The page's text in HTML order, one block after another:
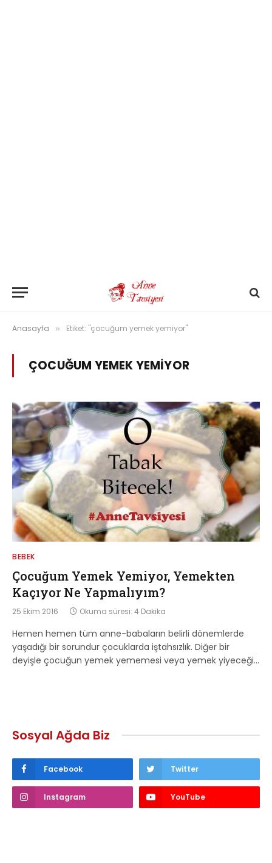
Anasayfa » Etiket: "çocuğum yemek yemiyor"
ÇOCUĞUM YEMEK YEMIYOR
BEBEK
Çocuğum Yemek Yemiyor, Yemekten
Kaçıyor Ne Yapmalıyım?
25 Ekim 2016 Okuma süresi: 4 Dakika
Hemen hemen tüm anne-babaların belirli dönemlerde
yaşadığı bir sorundur çocuklarda iştahsızlık. Diğer bir
deyişle çocuğun yemek yememesi veya yemek yiyeceği…
Sosyal Ağda Biz
Facebook Twitter
Instagram YouTube